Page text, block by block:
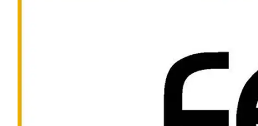
ENTRAINEMENT